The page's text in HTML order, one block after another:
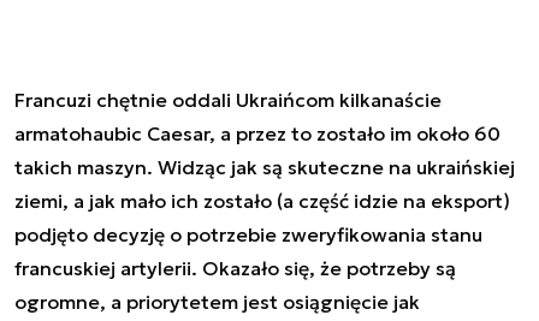
Francuzi chętnie oddali Ukraińcom kilkanaście
armatohaubic Caesar, a przez to zostało im około 60
takich maszyn. Widząc jak są skuteczne na ukraińskiej
ziemi, a jak mało ich zostało (a część idzie na eksport)
podjęto decyzję o potrzebie zweryfikowania stanu
francuskiej artylerii. Okazało się, że potrzeby są
ogromne, a priorytetem jest osiągnięcie jak